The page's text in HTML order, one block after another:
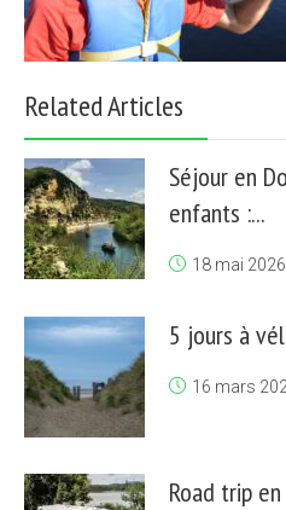
Related Articles
Séjour en
enfants :...
18 mai 2026
5 jours à
16 mars
Road trip